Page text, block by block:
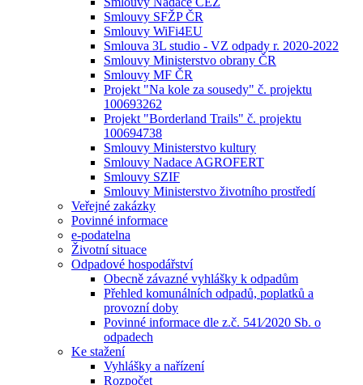
Smlouvy SFŽP ČR
Smlouvy WiFi4EU
Smlouva 3L studio - VZ odpady r. 2020-2022
Smlouvy Ministerstvo obrany ČR
Smlouvy MF ČR
Projekt "Na kole za sousedy" č. projektu
100693262
Projekt "Borderland Trails" č. projektu
100694738
Smlouvy Ministerstvo kultury
Smlouvy Nadace AGROFERT
Smlouvy SZIF
Smlouvy Ministerstvo životního prostředí
Veřejné zakázky
Povinné informace
e-podatelna
Životní situace
Odpadové hospodářství
Obecně závazné vyhlášky k odpadům
Přehled komunálních odpadů, poplatků a
provozní doby
Povinné informace dle z.č. 541⁄2020 Sb. o
odpadech
Ke stažení
Vyhlášky a nařízení
Rozpočet